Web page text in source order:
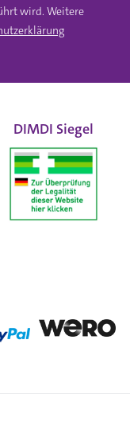
wird. Weitere
DIMDI Siegel